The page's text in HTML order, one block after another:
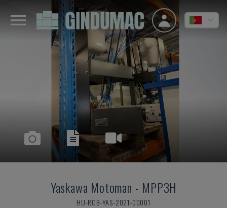
Yaskawa Motoman - MPP3H
HU-ROB-YAS-2021-00001